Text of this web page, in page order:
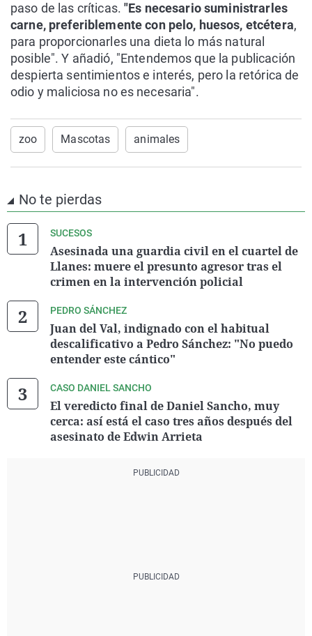
paso de las críticas."Es necesario suministrarles
carne, preferiblemente con pelo, huesos, etcétera,
para proporcionarles una dieta lo más natural
posible". Y añadió, "Entendemos que la publicación
despierta sentimientos e interés, pero la retórica de
odio y maliciosa no es necesaria".
zoo Mascotas animales
No te pierdas
SUCESOS
Asesinada una guardia civil en el cuartel de
Llanes: muere el presunto agresor tras el
crimen en la intervención policial
PEDRO SÁNCHEZ
Juan del Val, indignado con el habitual
descalificativo a Pedro Sánchez: "No puedo
entender este cántico"
CASO DANIEL SANCHO
El veredicto final de Daniel Sancho, muy
cerca: así está el caso tres años después del
asesinato de Edwin Arrieta